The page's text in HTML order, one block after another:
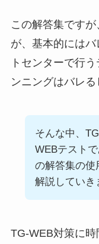
この解答集です
が、基本的には
トセンターで行
ンニングはバレる
そんな中、
WEBテスト
の解答集の使
解説していき
TG-WEB対策に